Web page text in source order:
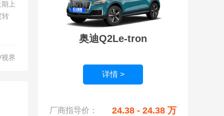
上
转
界
奥迪Q2Le-tron
详情 >
厂商指导价： 24.38 - 24.38 万